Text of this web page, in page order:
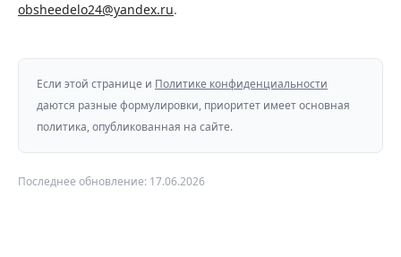
obsheedelo24@yandex.ru.
Если этой странице и Политике конфиденциальности
даются разные формулировки, приоритет имеет основная
политика, опубликованная на сайте.
Последнее обновление: 17.06.2026